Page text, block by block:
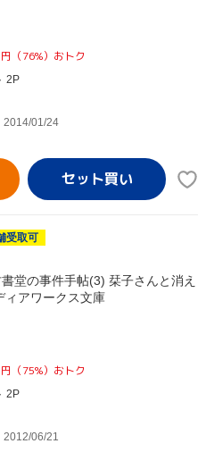
（76%）おトク
2P
2014/01/24
受取可
堂の事件手帖(3) 栞子さんと消え
ィアワークス文庫
（75%）おトク
2P
2012/06/21